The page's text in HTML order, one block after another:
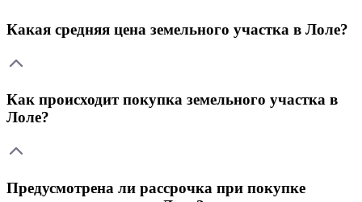
Какая средняя цена земельного участка в Лоле?
Как происходит покупка земельного участка в
Лоле?
Предусмотрена ли рассрочка при покупке